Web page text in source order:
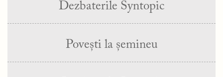
Dezbaterile Syntopic
Povești la șemineu